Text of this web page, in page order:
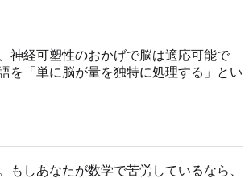
神経可塑性のおかげで脳は適応可能で
を「単に脳が量を独特に処理する」とい
しあなたが数学で苦労しているなら、